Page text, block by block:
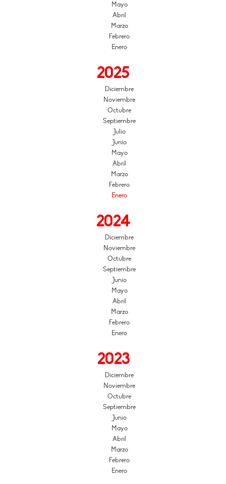
Mayo
Abril
Marzo
Febrero
Enero
2025
Diciembre
Noviembre
Octubre
Septiembre
Julio
Junio
Mayo
Abril
Marzo
Febrero
Enero
2024
Diciembre
Noviembre
Octubre
Septiembre
Junio
Mayo
Abril
Marzo
Febrero
Enero
2023
Diciembre
Noviembre
Octubre
Septiembre
Junio
Mayo
Abril
Marzo
Febrero
Enero